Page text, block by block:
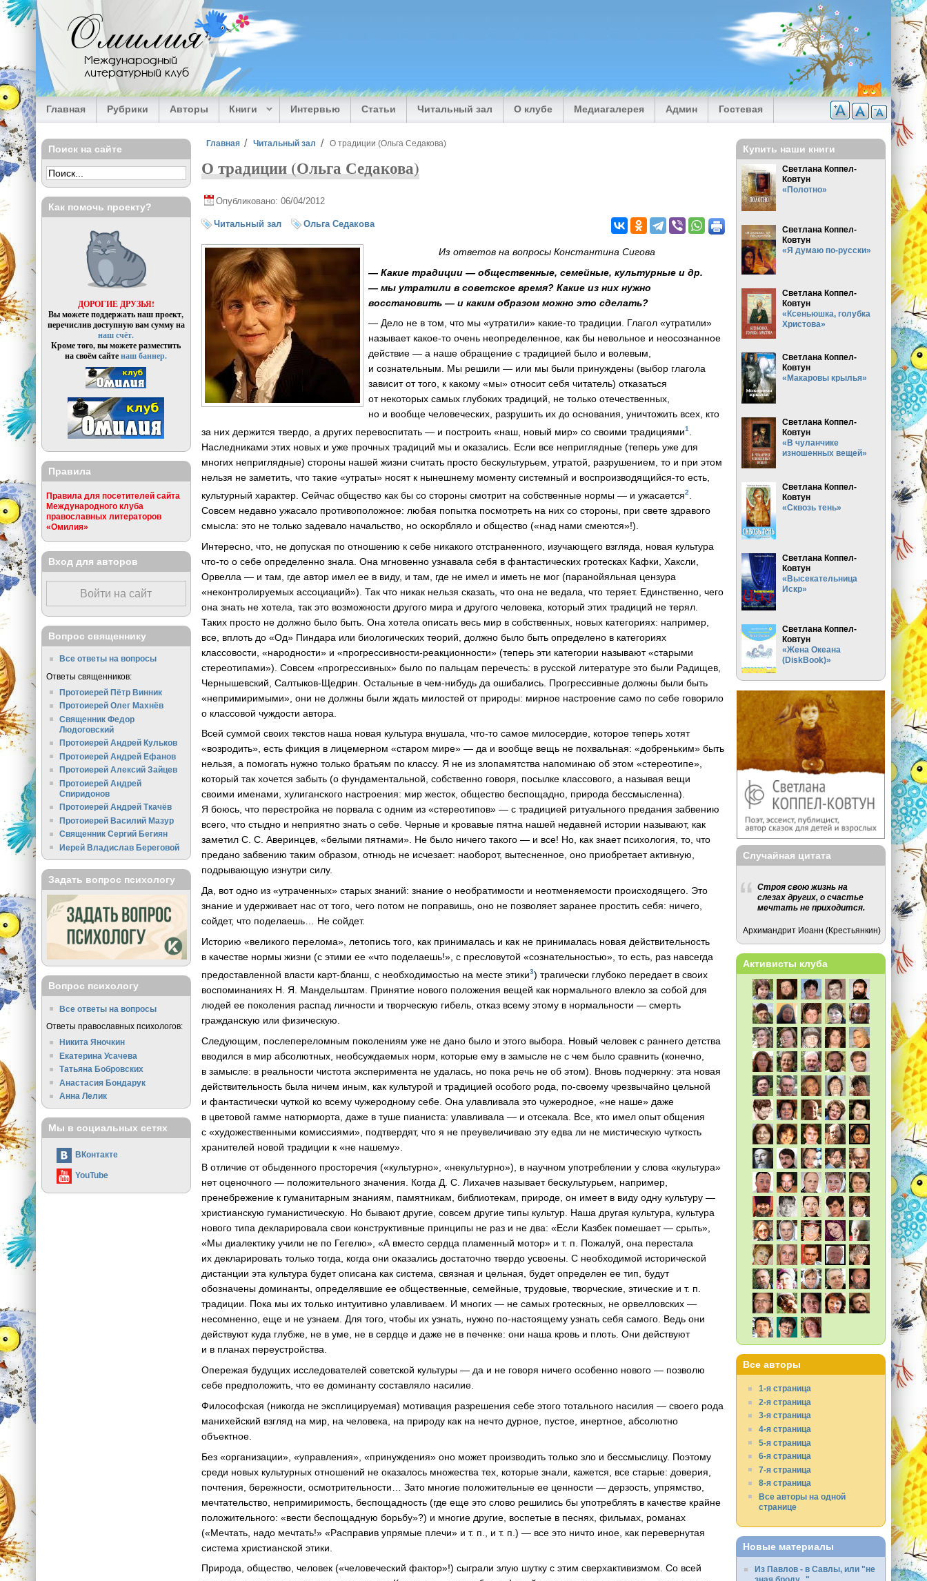
Перейти к основному содержанию
Омилия
Международный
литературный клуб
Главная Рубрики Авторы Книги Интервью Статьи Читальный зал О клубе Медиагалерея Админ Гостевая
Вы здесь
Главная Читальный зал О традиции (Ольга Седакова)
О традиции (Ольга Седакова)
Опубликовано: 06/04/2012
Читальный зал Ольга Седакова
Из ответов на вопросы Константина Сигова
— Какие традиции — общественные, семейные, культурные и др.
— мы утратили в советское время? Какие из них нужно
восстановить — и каким образом можно это сделать?
— Дело не в том, что мы «утратили» какие-то традиции. Глагол «утратили»
называет какое-то очень неопределенное, как бы невольное и неосознанное
действие — а наше обращение с традицией было и волевым,
и сознательным. Мы решили — или мы были принуждены (выбор глагола
зависит от того, к какому «мы» относит себя читатель) отказаться
от некоторых самых глубоких традиций, не только отечественных,
но и вообще человеческих, разрушить их до основания, уничтожить всех, кто
за них держится твердо, а других перевоспитать — и построить «наш, новый мир» со своими традициями1
Наследниками этих новых и уже прочных традиций мы и оказались. Если все неприглядные (теперь уже для
многих неприглядные) стороны нашей жизни считать просто бескультурьем, утратой, разрушением, то и при этом
нельзя не заметить, что такие «утраты» носят к нынешнему моменту системный и воспроизводящийся-то есть,
культурный характер. Сейчас общество как бы со стороны смотрит на собственные нормы — и ужасается2
Совсем недавно ужасало противоположное: любая попытка посмотреть на них со стороны, при свете здравого
смысла: это не только задевало начальство, но оскорбляло и общество («над нами смеются»!).
Интересно, что, не допуская по отношению к себе никакого отстраненного, изучающего взгляда, новая культура
что-то о себе определенно знала. Она мгновенно узнавала себя в фантастических гротесках Кафки, Хаксли,
Орвелла — и там, где автор имел ее в виду, и там, где не имел и иметь не мог (паранойяльная цензура
«неконтролируемых ассоциаций»). Так что никак нельзя сказать, что она не ведала, что теряет. Единственно, чего
она знать не хотела, так это возможности другого мира и другого человека, который этих традиций не терял.
Таких просто не должно было быть. Она хотела описать весь мир в собственных, новых категориях: например,
все, вплоть до «Од» Пиндара или биологических теорий, должно было быть определено в категориях
классовости, «народности» и«прогрессивности-реакционности» (теперь эти категории называют «старыми
стереотипами»). Совсем «прогрессивных» было по пальцам перечесть: в русской литературе это были Радищев,
Чернышевский,Салтыков-Щедрин . Остальные вчем-нибудь да ошибались. Прогрессивные должны были быть
«непримиримыми», они не должны были ждать милостей от природы: мирное настроение само по себе говорило
о классовой чуждости автора.
Всей суммой своих текстов наша новая культура внушала,что-то самое милосердие, которое теперь хотят
«возродить», есть фикция в лицемерном «старом мире» — да и вообще вещь не похвальная: «добреньким» быть
нельзя, а помогать нужно только братьям по классу. Я не из злопамятства напоминаю об этом «стереотипе»,
который так хочется забыть (о фундаментальной, собственно говоря, посылке классового, а называя вещи
своими именами, хулиганского настроения: мир жесток, общество беспощадно, природа бессмысленна).
Я боюсь, что перестройка не порвала с одним из «стереотипов» — с традицией ритуального предания забвению
всего, что стыдно и неприятно знать о себе. Черные и кровавые пятна нашей недавней истории называют, как
заметилС. С. Аверинцев, «белыми пятнами». Не было ничего такого — и все! Но, как знает психология, то, что
предано забвению таким образом, отнюдь не исчезает: наоборот, вытесненное, оно приобретает активную,
подрывающую изнутри силу.
Да, вот одно из «утраченных» старых знаний: знание о необратимости и неотменяемости происходящего. Это
знание и удерживает нас от того, чего потом не поправишь, оно не позволяет заранее простить себя: ничего,
сойдет, что поделаешь… Не сойдет.
Историю «великого перелома», летопись того, как принималась и как не принималась новая действительность
в качестве нормы жизни (с этими ее «что поделаешь!», с пресловутой «сознательностью», то есть, раз навсегда
предоставленной власти карт-бланш , с необходимостью на месте этики3) трагически глубоко передает в своих
воспоминаниях Н. Я. Мандельштам . Принятие нового положения вещей как нормального влекло за собой для
людей ее поколения распад личности и творческую гибель, отказ всему этому в нормальности — смерть
гражданскую или физическую.
Следующим, послепереломным поколениям уже не дано было и этого выбора. Новый человек с раннего детства
вводился в мир абсолютных, необсуждаемых норм, которые ему в замысле не с чем было сравнить (конечно,
в замысле: в реальности чистота эксперимента не удалась, но пока речь не об этом). Вновь подчеркну: эта новая
действительность была ничем иным, как культурой и традицией особого рода, по-своему чрезвычайно цельной
и фантастически чуткой ко всему чужеродному себе. Она улавливала это чужеродное, «не наше» даже
в цветовой гамме натюрморта, даже в туше пианиста: улавливала — и отсекала. Все, кто имел опыт общения
с «художественными комиссиями», подтвердят, что я не преувеличиваю эту едва ли не мистическую чуткость
хранителей новой традиции к «не нашему».
В отличие от обыденного просторечия («культурно», «некультурно»), в научном употреблении у слова «культура»
нет оценочного — положительного значения. КогдаД. С. Лихачев называет бескультурьем, например,
пренебрежение к гуманитарным знаниям, памятникам, библиотекам, природе, он имеет в виду одну культуру —
христианскую гуманистическую. Но бывают другие, совсем другие типы культур. Наша другая культура, культура
нового типа декларировала свои конструктивные принципы не раз и не два: «Если Казбек помешает — срыть»,
«Мы диалектику учили не по Гегелю», «А вместо сердца пламенный мотор» и т. п. Пожалуй, она перестала
их декларировать только тогда, когда они оказались достаточно твердо усвоены. С необходимой исторической
дистанции эта культура будет описана как система, связная и цельная, будет определен ее тип, будут
обозначены доминанты, определявшие ее общественные, семейные, трудовые, творческие, этические и т. п.
традиции. Пока мы их только интуитивно улавливаем. И многих — не самых гротескных, не орвелловских —
несомненно, еще и не узнаем. Для того, чтобы их узнать, нужно по-настоящему узнать себя самого. Ведь они
действуют куда глубже, не в уме, не в сердце и даже не в печенке: они наша кровь и плоть. Они действуют
и в планах переустройства.
Опережая будущих исследователей советской культуры — да и не говоря ничего особенно нового — позволю
себе предположить, что ее доминанту составляло насилие.
Философская (никогда не эксплицируемая) мотивация разрешения себе этого тотального насилия — своего рода
манихейский взгляд на мир, на человека, на природу как на нечто дурное, пустое, инертное, абсолютно
объектное.
Без «организации», «управления», «принуждения» оно может производить только зло и бессмыслицу. Поэтому
среди новых культурных отношений не оказалось множества тех, которые знали, кажется, все старые: доверия,
почтения, бережности, осмотрительности… Зато многие положительные ее ценности — дерзость, упрямство,
мечтательство, непримиримость, беспощадность (где еще это слово решились бы употреблять в качестве крайне
положительного: «вести беспощадную борьбу»?) и многие другие, воспетые в песнях, фильмах, романах
(«Мечтать, надо мечтать!» «Расправив упрямые плечи» и т. п. и т. п.) — все это ничто иное, как перевернутая
система христианской этики.
Природа, общество, человек («человеческий фактор»!) сыграли злую шутку с этим сверхактивизмом. Со всей
Поиск на сайте
Как помочь проекту?
ДОРОГИЕ ДРУЗЬЯ!
Вы можете поддержать наш проект,
перечислив доступную вам сумму на
наш счёт.
Кроме того, вы можете разместить
на своём сайтенаш баннер.
Правила
Правила для посетителей сайта
Международного клуба
православных литераторов
«Омилия»
Вход для авторов
Войти на сайт
Вопрос священнику
Все ответы на вопросы
Ответы священников:
Протоиерей Пётр Винник
Протоиерей Олег Махнёв
Священник Федор
Людоговский
Протоиерей Андрей Кульков
Протоиерей Андрей Ефанов
Протоиерей Алексий Зайцев
Протоиерей Андрей
Спиридонов
Протоиерей Андрей Ткачёв
Протоиерей Василий Мазур
Священник Сергий Бегиян
Иерей Владислав Береговой
Задать вопрос психологу
Вопрос психологу
Все ответы на вопросы
Ответы православных психологов:
Никита Яночкин
Екатерина Усачева
Татьяна Бобровских
Анастасия Бондарук
Анна Лелик
Мы в социальных сетях
ВКонтакте
YouTube
Купить наши книги
Светлана Коппел-
Ковтун
«Полотно»
Светлана Коппел-
Ковтун
«Я думаю по-русски»
Светлана Коппел-
Ковтун
«Ксеньюшка, голубка
Христова»
Светлана Коппел-
Ковтун
«Макаровы крылья»
Светлана Коппел-
Ковтун
«В чуланчике
изношенных вещей»
Светлана Коппел-
Ковтун
«Сквозь тень»
Светлана Коппел-
Ковтун
«Высекательница
Искр»
Светлана Коппел-
Ковтун
«Жена Океана
(DiskBook)»
Случайная цитата
Строя свою жизнь на
слезах других, о счастье
мечтать не приходится.
Архимандрит Иоанн (Крестьянкин)
Активисты клуба
Все авторы
1-я страница
2-я страница
3-я страница
4-я страница
5-я страница
6-я страница
7-я страница
8-я страница
Все авторы на одной
странице
Новые материалы
Из Павлов - в Савлы, или "не